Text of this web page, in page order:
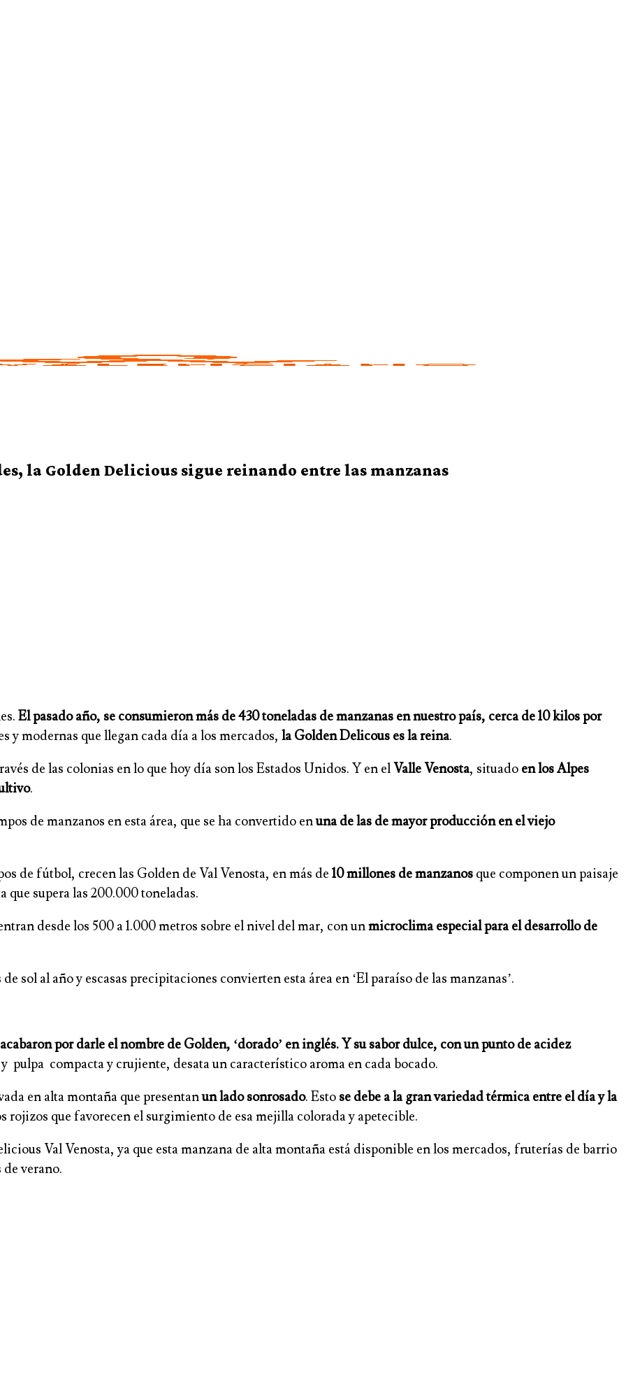
la Golden Delicious sigue reinando entre las manzanas
El pasado año, se consumieron más de 430 toneladas de manzanas en nuestro país, cerca de 10 kilos por
y modernas que llegan cada día a los mercados, la Golden Delicous es la reina.
de las colonias en lo que hoy día son los Estados Unidos. Y en el Valle Venosta, situado en los Alpes
.
de manzanos en esta área, que se ha convertido enuna de las de mayor producción en el viejo
de fútbol, crecen las Golden de Val Venosta, en más de 10 millones de manzanos que componen un paisaje
supera las 200.000 toneladas.
desde los 500 a 1.000 metros sobre el nivel del mar, con unmicroclima especial para el desarrollo de
sol al año y escasas precipitaciones convierten esta área en ‘El paraíso de las manzanas’.
por darle el nombre de Golden, ‘dorado’ en inglés. Y su sabor dulce, con un punto de acidez
pulpa compacta y crujiente, desata un característico aroma en cada bocado.
en alta montaña que presentanun lado sonrosado. Esto se debe a la gran variedad térmica entre el día y la
que favorecen el surgimiento de esa mejilla colorada y apetecible.
Val Venosta, ya que esta manzana de alta montaña está disponible en los mercados, fruterías de barrio
verano.